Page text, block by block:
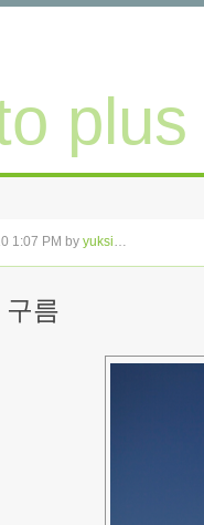
plus
1:07 PM by yuksi
름